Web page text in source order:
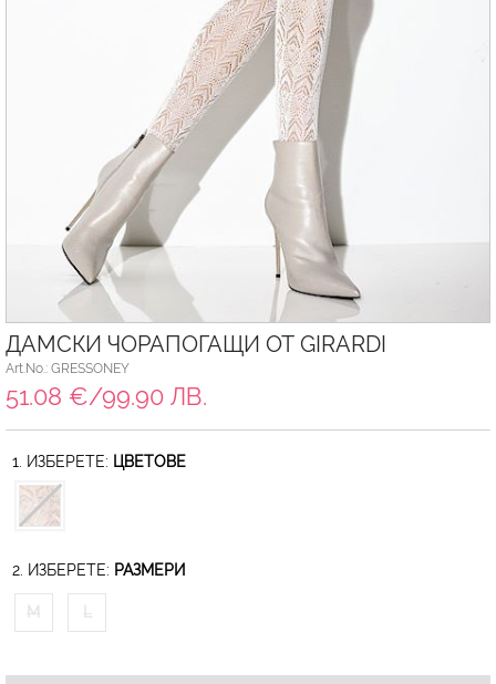
ДАМСКИ ЧОРАПОГАЩИ ОТ GIRARDI
Art.No.: GRESSONEY
51.08 €/99.90 ЛВ.
1. ИЗБЕРЕТЕ: ЦВЕТОВЕ
2. ИЗБЕРЕТЕ: РАЗМЕРИ
M L